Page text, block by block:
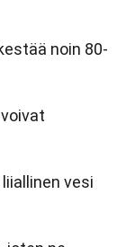
noin 80-
vesi